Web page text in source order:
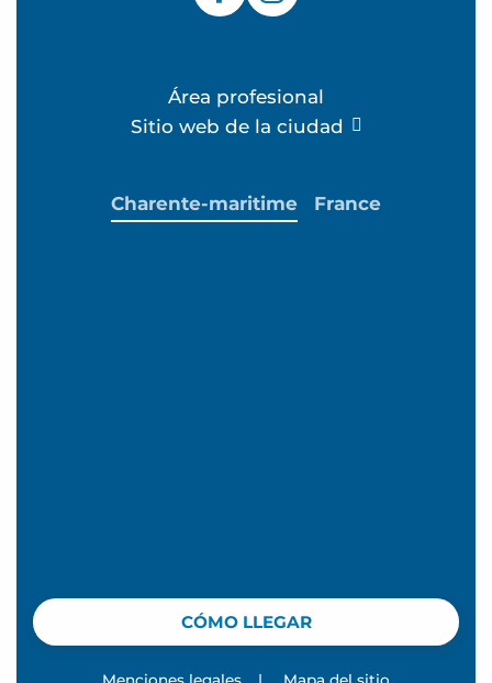
Área profesional
Sitio web de la ciudad
CÓMO LLEGAR
Charente-maritime France